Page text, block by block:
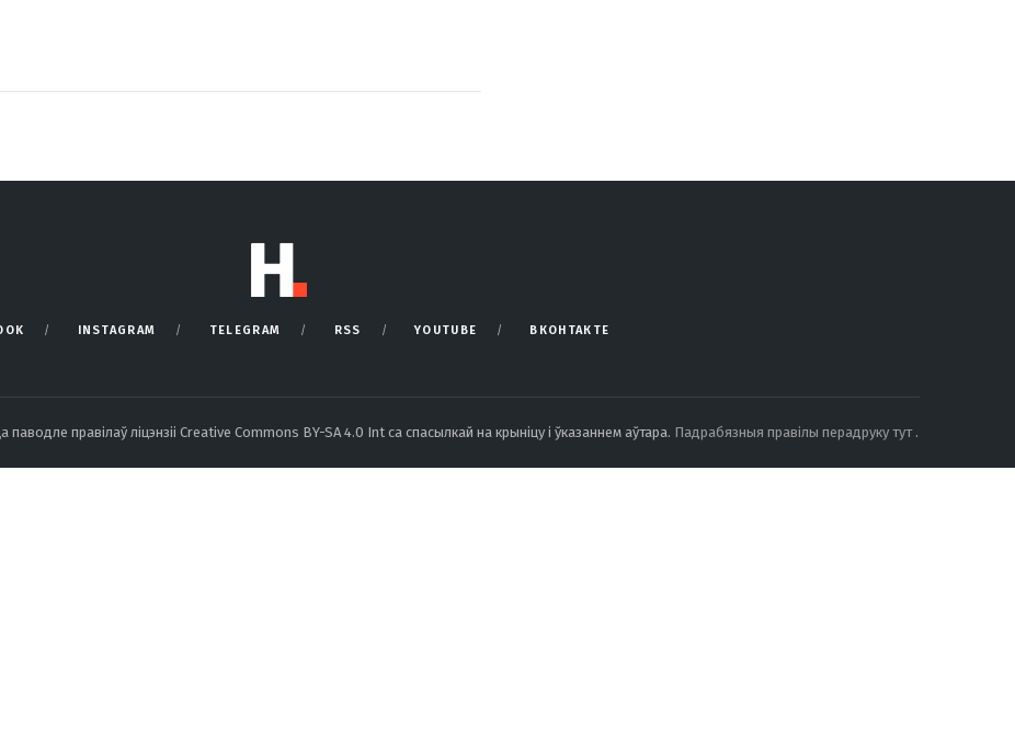
INSTAGRAM TELEGRAM RSS YOUTUBE ВКОНТАКТЕ
правілаў ліцэнзіі Creative Commons BY-SA 4.0 Int са спасылкай на крыніцу і ўказаннем аўтара. Падрабязныя правілы перадруку тут .